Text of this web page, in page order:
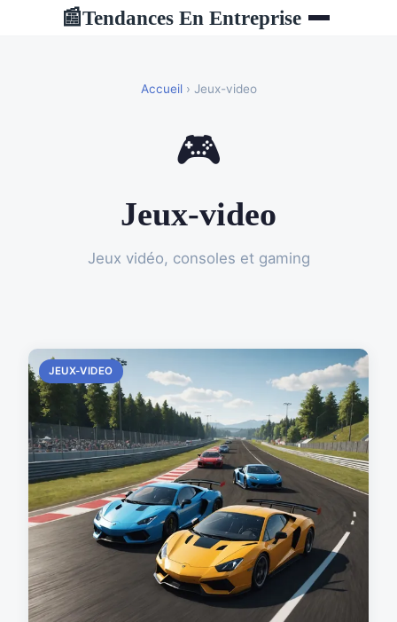
📰Tendances En Entreprise
Accueil› Jeux-video
🎮
Jeux-video
Jeux vidéo, consoles et gaming
JEUX-VIDEO